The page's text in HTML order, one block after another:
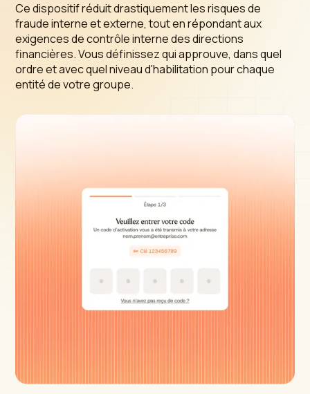
Ce dispositif réduit drastiquement les risques de
fraude interne et externe, tout en répondant aux
exigences de contrôle interne des directions
financières. Vous définissez qui approuve, dans quel
ordre et avec quel niveau d'habilitation pour chaque
entité de votre groupe.